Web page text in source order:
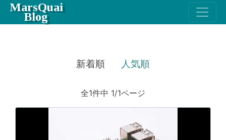
MarsQuai
Blog
新着順 人気順
全1件中 1/1ページ